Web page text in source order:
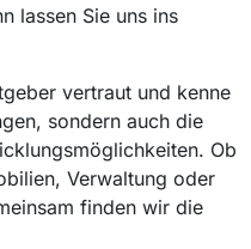
lassen Sie uns ins
vertraut und kenne
sondern auch die
Ob
Verwaltung oder
finden wir die